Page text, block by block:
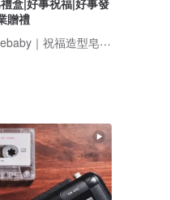
贈禮
皂芬坊 Soaplovebaby｜祝福造型皂設計館